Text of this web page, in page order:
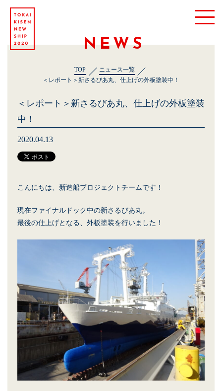
NEWS
TOP
ニュース一覧
＜レポート＞新さるびあ丸、仕上げの外板塗装中！
＜レポート＞新さるびあ丸、仕上げの外板塗装
中！
2020.04.13
こんにちは、新造船プロジェクトチームです！
現在ファイナルドック中の新さるびあ丸。
最後の仕上げとなる、外板塗装を行いました！